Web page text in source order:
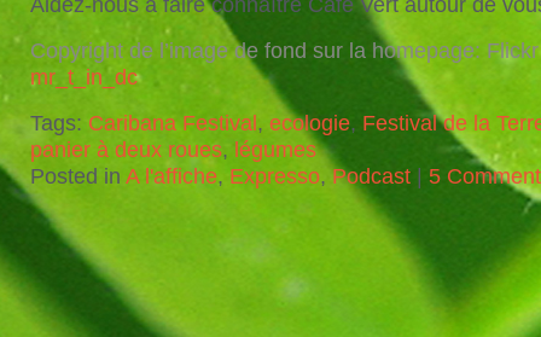
Aidez-nous à faire connaître Café Vert autour de
Copyright de l’image de fond sur la homepage:
mr_t_in_dc
Tags: Caribana Festival , ecologie, Festival de la
panier à deux roues, légumes
Posted in A l'affiche, Expresso, Podcast 5